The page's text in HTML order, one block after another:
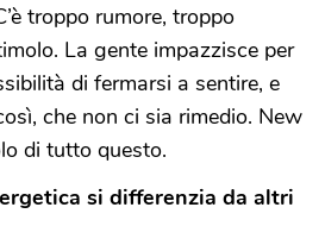
troppo rumore, troppo
La gente impazzisce per
di fermarsi a sentire, e
che non ci sia rimedio. New
di tutto questo.
si differenzia da altri